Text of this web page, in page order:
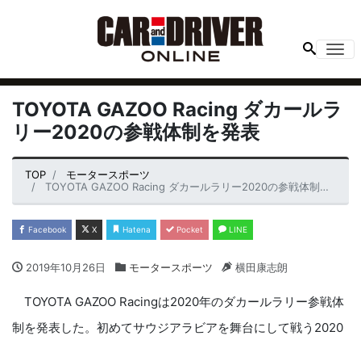
TOYOTA GAZOO Racing ダカールラ
リー2020の参戦体制を発表
TOP
モータースポーツ
TOYOTA GAZOO Racing ダカールラリー2020の参戦体制を発表
Facebook X Hatena Pocket LINE
2019年10月26日 モータースポーツ 横田康志朗
TOYOTA GAZOO Racingは2020年のダカールラリー参戦体
制を発表した。初めてサウジアラビアを舞台にして戦う2020